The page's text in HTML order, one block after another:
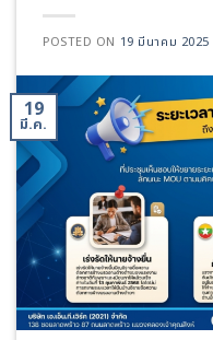
POSTED ON 19 มีนาคม 2025
19
มี.ค.